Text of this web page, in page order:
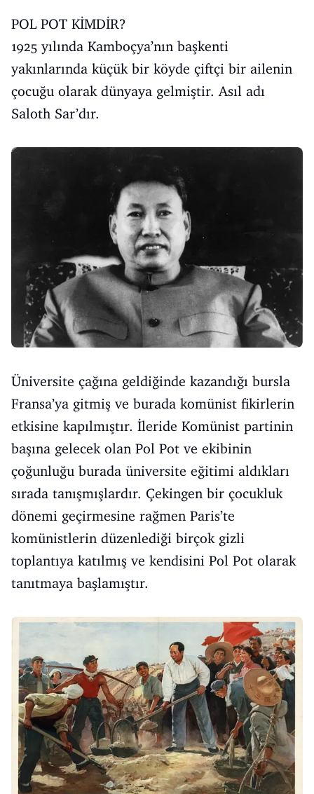
POL POT KİMDİR?
1925 yılında Kamboçya’nın başkenti
yakınlarında küçük bir köyde çiftçi bir ailenin
çocuğu olarak dünyaya gelmiştir. Asıl adı
Saloth Sar’dır.
Üniversite çağına geldiğinde kazandığı bursla
Fransa’ya gitmiş ve burada komünist fikirlerin
etkisine kapılmıştır. İleride Komünist partinin
başına gelecek olan Pol Pot ve ekibinin
çoğunluğu burada üniversite eğitimi aldıkları
sırada tanışmışlardır. Çekingen bir çocukluk
dönemi geçirmesine rağmen Paris’te
komünistlerin düzenlediği birçok gizli
toplantıya katılmış ve kendisini Pol Pot olarak
tanıtmaya başlamıştır.